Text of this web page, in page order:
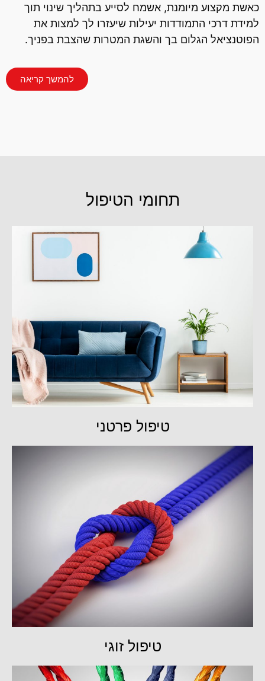
כאשת מקצוע מיומנת, אשמח לסייע בתהליך שינוי תוך
למידת דרכי התמודדות יעילות שיעזרו לך למצות את
הפוטנציאל הגלום בך והשגת המטרות שהצבת בפניך.
להמשך קריאה
תחומי הטיפול
טיפול פרטני
טיפול זוגי